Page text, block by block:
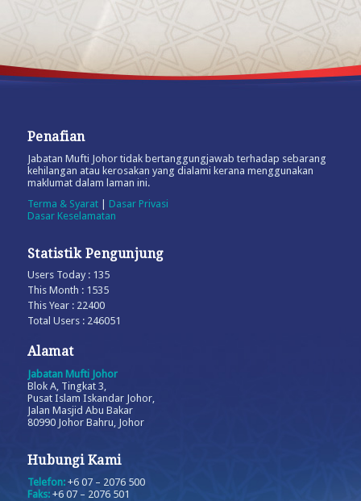
Penafian
Jabatan Mufti Johor tidak bertanggungjawab terhadap sebarang
kehilangan atau kerosakan yang dialami kerana menggunakan
maklumat dalam laman ini.
Terma & Syarat| Dasar Privasi
Dasar Keselamatan
Statistik Pengunjung
Users Today : 135
This Month : 1535
This Year : 22400
Total Users : 246051
Alamat
Jabatan Mufti Johor
Blok A, Tingkat 3,
Pusat Islam Iskandar Johor,
Jalan Masjid Abu Bakar
80990 Johor Bahru, Johor
Hubungi Kami
Telefon:+6 07 – 2076 500
Faks:+6 07 – 2076 501